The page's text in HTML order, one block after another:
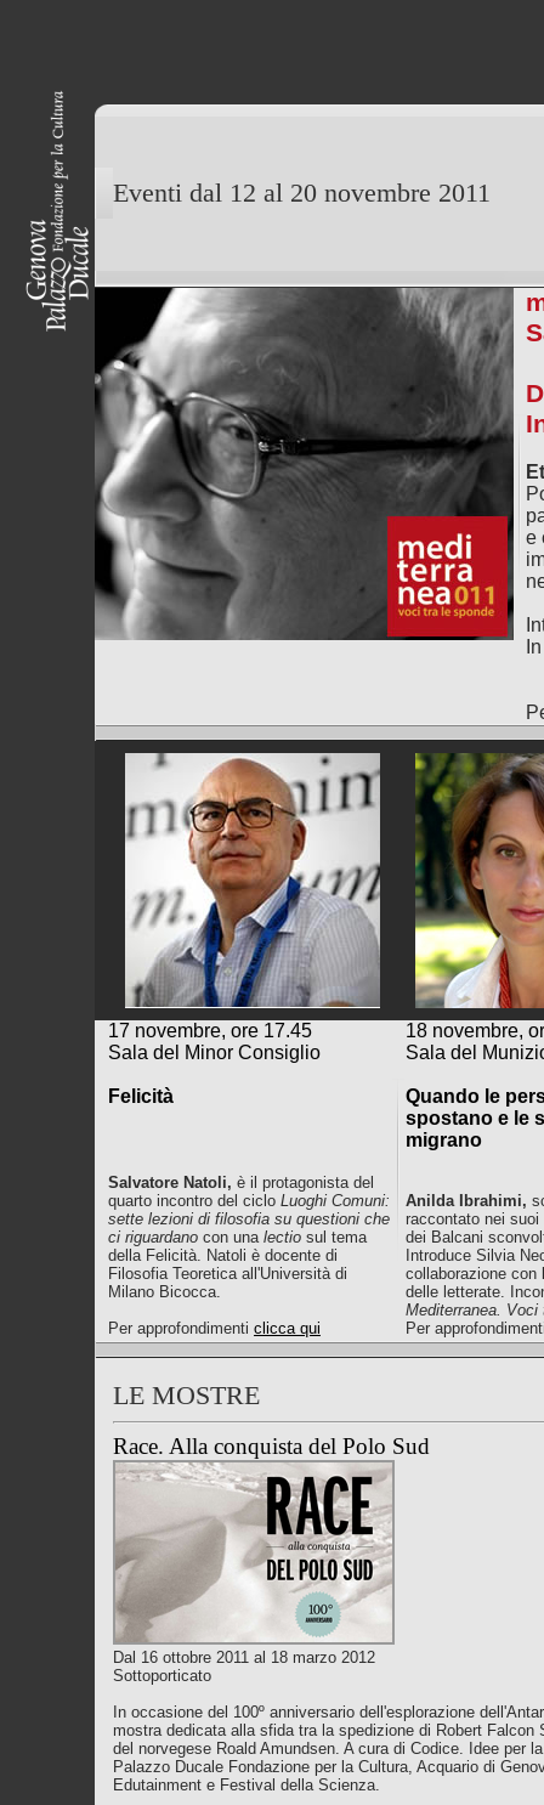
Eventi dal 12 al 20 novembre 2011
e
17 novembre, ore 17.45
Sala del Minor Consiglio
Felicità
Salvatore Natoli, è il protagonista del
quarto incontro del ciclo Luoghi Comuni:
sette lezioni di filosofia su questioni che
ci riguardano con una lectio sul tema
della Felicità. Natoli è docente di
Filosofia Teoretica all'Università di
Milano Bicocca.
18 novembre,
Sala del
Quando le
spostano e le
migrano
Anilda Ibrahimi,
raccontato nei
dei Balcani
Introduce Silvia
collaborazione con
delle letterate.
Mediterranea. Voci
Per approfondimenti clicca qui Per
LE MOSTRE
Race. Alla conquista del Polo Sud
Dal 16 ottobre 2011 al 18 marzo 2012
Sottoporticato
In occasione del 100º anniversario dell'esplorazione
mostra dedicata alla sfida tra la spedizione di Robert Falcon
del norvegese Roald Amundsen. A cura di Codice. Idee per
Palazzo Ducale Fondazione per la Cultura, Acquario di
Edutainment e Festival della Scienza.